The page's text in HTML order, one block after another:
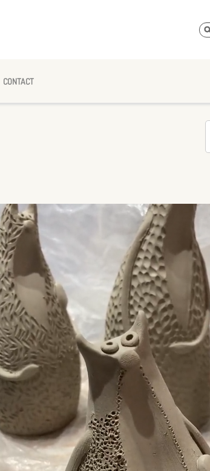
CONTACT